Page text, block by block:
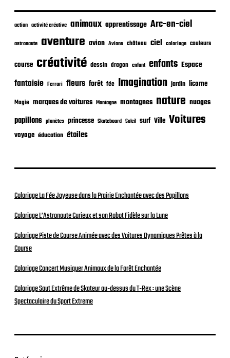
l
i
a
i
n
action activité créative animaux apprentissage Arc-en-ciel
astronaute aventure avion Avions château ciel coloriage couleurs
course créativité dessin dragon enfant enfants Espace
fantaisie Ferrari fleurs forêt fée Imagination jardin licorne
Magie marques de voitures Montagne montagnes nature nuages
papillons planètes princesse Skateboard Soleil surf Ville Voitures
voyage éducation étoiles
Coloriage La Fée Joyeuse dans la Prairie Enchantée avec des Papillons
Coloriage L’Astronaute Curieux et son Robot Fidèle sur la Lune
Coloriage Piste de Course Animée avec des Voitures Dynamiques Prêtes à la
Course
Coloriage Concert Musiquer Animaux de la Forêt Enchantée
Coloriage Saut Extrême de Skateur au-dessus du T-Rex : une Scène
Spectaculaire du Sport Extreme